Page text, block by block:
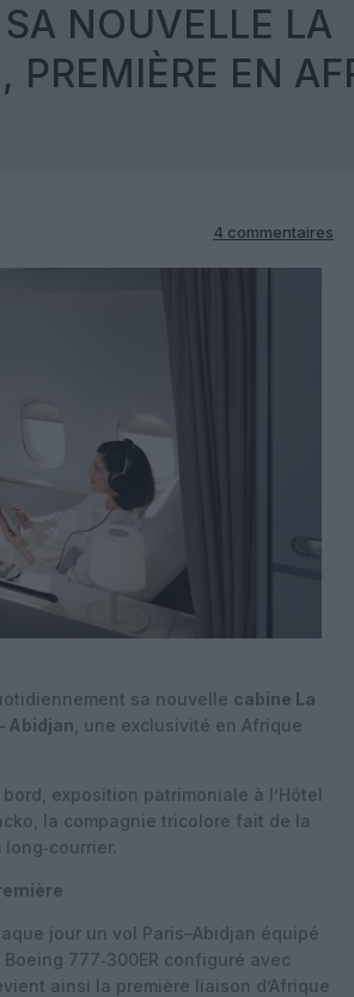
NOUVELLE LA
PREMIÈRE EN
4 commentaires
sa nouvelle cabine La
Abidjan , une exclusivité en Afrique
exposition patrimoniale à l’Hôtel
la compagnie tricolore fait de la
jour un vol Paris–Abidjan équipé
777‑300ER configuré avec
ainsi la première liaison d’Afrique